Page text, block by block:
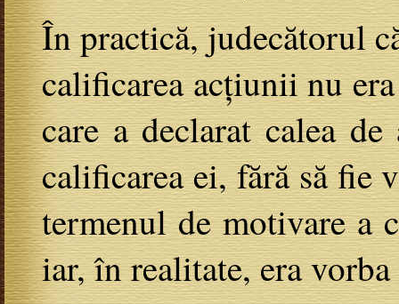
În practică, judecătorul
calificarea acțiunii nu
care a declarat calea
calificarea ei, fără să fie
termenul de motivare a
iar, în realitate, era vorba